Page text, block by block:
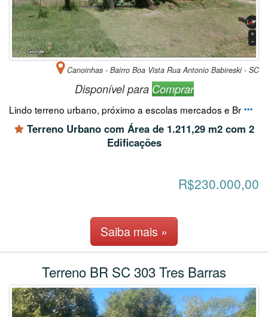
Canoinhas - Bairro Boa Vista Rua Antonio Babireski - SC
Disponível para Comprar
Lindo terreno urbano, próximo a escolas mercados e Br
Terreno Urbano com Área de 1.211,29 m2 com 2
Edificações
R$230.000,00
Saiba mais »
Terreno BR SC 303 Tres Barras